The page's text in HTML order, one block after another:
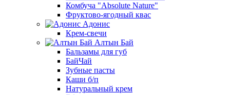
Комбуча "Absolute Nature"
Фруктово-ягодный квас
Адонис
Крем-свечи
Алтын Бай
Бальзамы для губ
БайЧай
Зубные пасты
Каши б/п
Натуральный крем